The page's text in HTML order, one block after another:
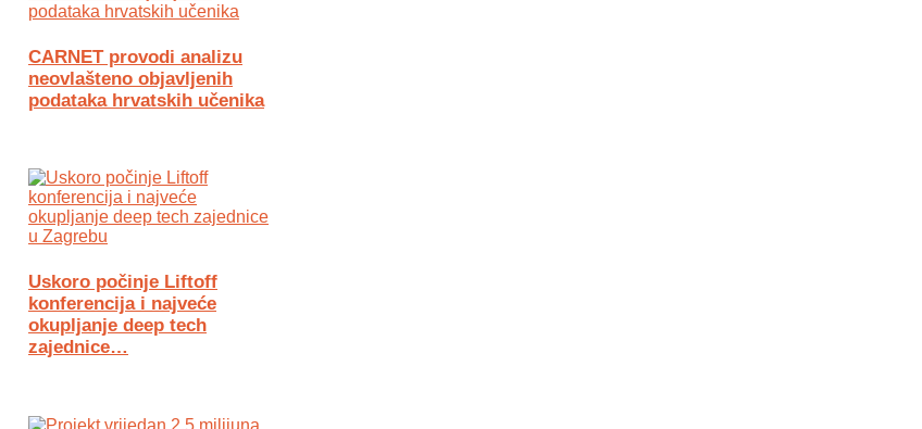
CARNET provodi analizu
neovlašteno objavljenih
podataka hrvatskih učenika
Uskoro počinje Liftoff
konferencija i najveće
okupljanje deep tech
zajednice…